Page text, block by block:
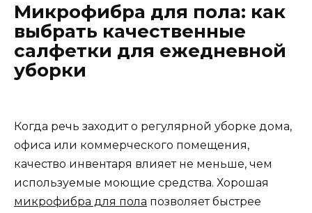
Микрофибра для пола: как
выбрать качественные
салфетки для ежедневной
уборки
Когда речь заходит о регулярной уборке дома,
офиса или коммерческого помещения,
качество инвентаря влияет не меньше, чем
используемые моющие средства. Хорошая
микрофибра для пола позволяет быстрее